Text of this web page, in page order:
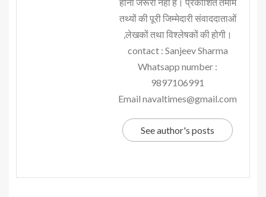
तथ्यों की पूरी जिम्मेदारी संवाददाताओं
,लेखकों तथा विश्लेषकों की होगी।
contact : Sanjeev Sharma
Whatsapp number :
9897106991
Email navaltimes@gmail.com
See author's posts